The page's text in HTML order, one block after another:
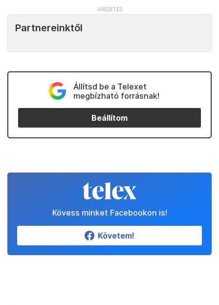
Partnereinktől
Állítsd be a Telexet
megbízható forrásnak!
Beállítom
Kövess minket Facebookon is!
Követem!